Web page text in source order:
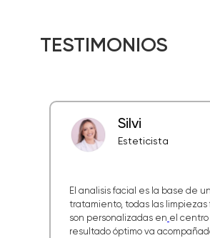
Silvi
El analisis facial es la base de un
tratamiento, todas las limpiezas
son personalizadas en el centro
resultado óptimo va
Esteticista
MÁS INFORMACIÓN SOBRE
VERAFACE SKIN ANALYSIS PRO